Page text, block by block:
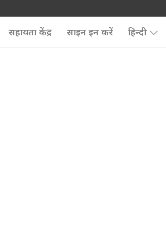
सहायता केंद्र साइन इन करें हिन्दी